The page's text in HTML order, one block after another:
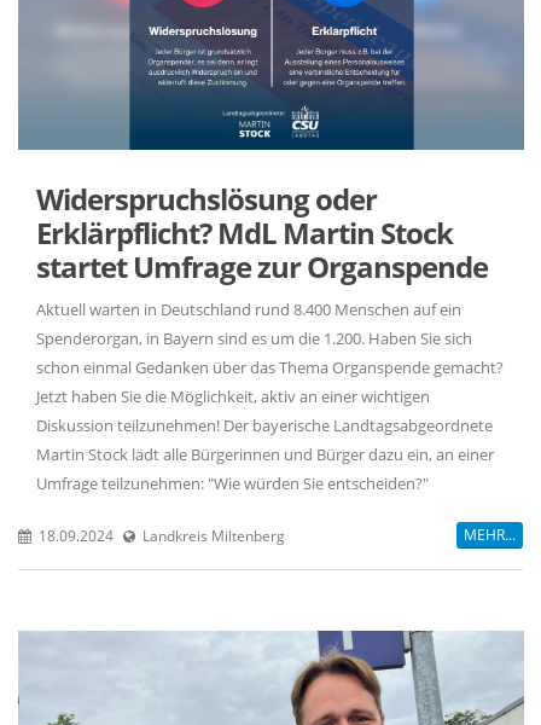
Widerspruchslösung oder
Erklärpflicht? MdL Martin Stock
startet Umfrage zur Organspende
Aktuell warten in Deutschland rund 8.400 Menschen auf ein
Spenderorgan, in Bayern sind es um die 1.200. Haben Sie sich
schon einmal Gedanken über das Thema Organspende gemacht?
Jetzt haben Sie die Möglichkeit, aktiv an einer wichtigen
Diskussion teilzunehmen! Der bayerische Landtagsabgeordnete
Martin Stock lädt alle Bürgerinnen und Bürger dazu ein, an einer
Umfrage teilzunehmen: "Wie würden Sie entscheiden?"
18.09.2024 Landkreis Miltenberg MEHR...